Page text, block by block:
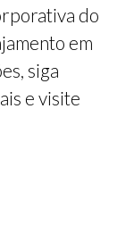
do
em
siga
e visite